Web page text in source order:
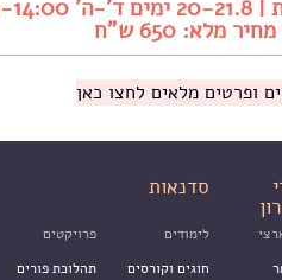
ופרטים מלאים לחצו כאן
סדנאות
לימודים
חוגים וקורסים
פרויקטים
תהלוכת פורים